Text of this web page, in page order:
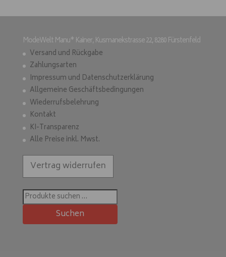
ModeWelt Manu* Kainer, Kusmanekstrasse 22, 8280 Fürstenfeld
Versand und Rückgabe
Zahlungsarten
Impressum und Datenschutzerklärung
Allgemeine Geschäftsbedingungen
Wiederrufsbelehrung
Kontakt
KI-Transparenz
Alle Preise inkl. Mwst.
Vertrag widerrufen
Suchen
nach:
Suchen